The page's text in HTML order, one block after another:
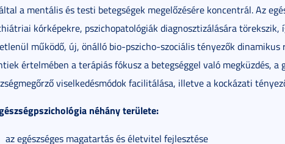
a mentális és testi betegségek megelőzésére koncentrál. Az
kórképekre, pszichopatológiák diagnosztizálására
működő, új, önálló bio-pszicho-szociális tényezők dinamikus
értelmében a terápiás fókusz a betegséggel való megküzdés, a
viselkedésmódok facilitálása, illetve a kockázati
néhány területe:
az egészséges magatartás és életvitel fejlesztése